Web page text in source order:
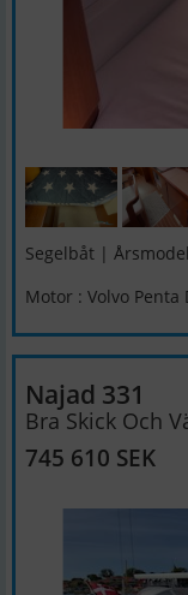
Segelbåt |
Motor : Volvo Penta
Najad 331
Bra Skick Och
745 610 SEK